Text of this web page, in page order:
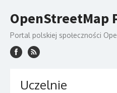
to
content
OpenStreetMap
Portal polskiej społeczności
Uczelnie